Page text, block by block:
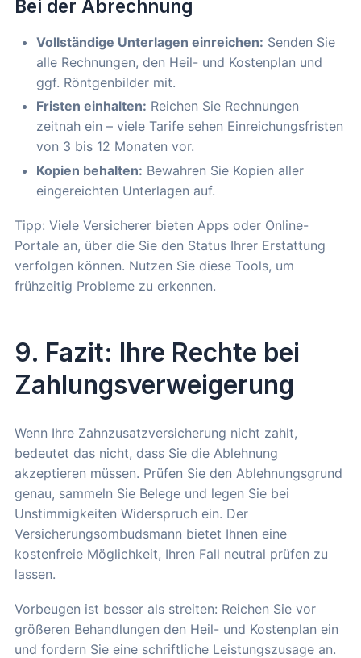
Bei der Abrechnung
Vollständige Unterlagen einreichen: Senden Sie
alle Rechnungen, den Heil- und Kostenplan und
ggf. Röntgenbilder mit.
Fristen einhalten: Reichen Sie Rechnungen
zeitnah ein – viele Tarife sehen Einreichungsfristen
von 3 bis 12 Monaten vor.
Kopien behalten: Bewahren Sie Kopien aller
eingereichten Unterlagen auf.
Tipp: Viele Versicherer bieten Apps oder Online-
Portale an, über die Sie den Status Ihrer Erstattung
verfolgen können. Nutzen Sie diese Tools, um
frühzeitig Probleme zu erkennen.
9. Fazit: Ihre Rechte bei
Zahlungsverweigerung
Wenn Ihre Zahnzusatzversicherung nicht zahlt,
bedeutet das nicht, dass Sie die Ablehnung
akzeptieren müssen. Prüfen Sie den Ablehnungsgrund
genau, sammeln Sie Belege und legen Sie bei
Unstimmigkeiten Widerspruch ein. Der
Versicherungsombudsmann bietet Ihnen eine
kostenfreie Möglichkeit, Ihren Fall neutral prüfen zu
lassen.
Vorbeugen ist besser als streiten: Reichen Sie vor
größeren Behandlungen den Heil- und Kostenplan ein
und fordern Sie eine schriftliche Leistungszusage an.